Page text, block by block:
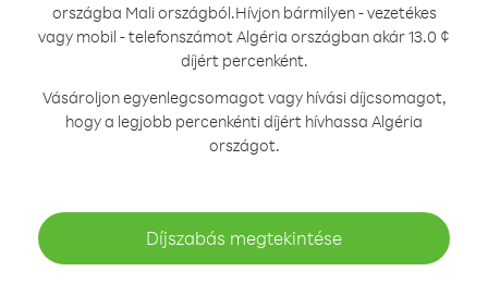
országba Mali országból.Hívjon bármilyen - vezetékes
vagy mobil - telefonszámot Algéria országban akár 13.0 ¢
díjért percenként.
Vásároljon egyenlegcsomagot vagy hívási díjcsomagot,
hogy a legjobb percenkénti díjért hívhassa Algéria
országot.
Díjszabás megtekintése